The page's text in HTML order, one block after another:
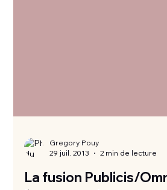
29 juil. 2013
2 min de lecture